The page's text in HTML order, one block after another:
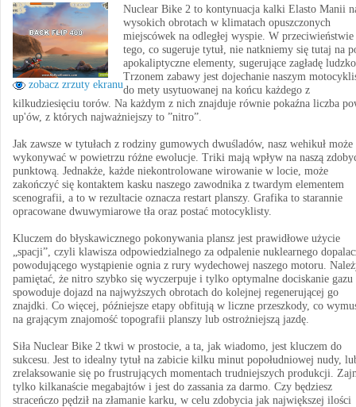
zobacz zrzuty ekranu
Nuclear Bike 2 to kontynuacja kalki Elasto Manii
wysokich obrotach w klimatach opuszczonych
miejscówek na odległej wyspie. W przeciwieństwie
tego, co sugeruje tytuł, nie natkniemy się tutaj na
apokaliptyczne elementy, sugerujące zagładę
Trzonem zabawy jest dojechanie naszym
do mety usytuowanej na końcu każdego z
kilkudziesięciu torów. Na każdym z nich znajduje równie pokaźna liczba
up'ów, z których najważniejszy to ”nitro”.
Jak zawsze w tytułach z rodziny gumowych dwuśladów, nasz wehikuł może
wykonywać w powietrzu różne ewolucje. Triki mają wpływ na naszą
punktową. Jednakże, każde niekontrolowane wirowanie w locie, może
zakończyć się kontaktem kasku naszego zawodnika z twardym elementem
scenografii, a to w rezultacie oznacza restart planszy. Grafika to starannie
opracowane dwuwymiarowe tła oraz postać motocyklisty.
Kluczem do błyskawicznego pokonywania plansz jest prawidłowe użycie
„spacji”, czyli klawisza odpowiedzialnego za odpalenie nuklearnego
powodującego wystąpienie ognia z rury wydechowej naszego motoru.
pamiętać, że nitro szybko się wyczerpuje i tylko optymalne dociskanie gazu
spowoduje dojazd na najwyższych obrotach do kolejnej regenerującej go
znajdki. Co więcej, późniejsze etapy obfitują w liczne przeszkody, co
na grającym znajomość topografii planszy lub ostrożniejszą jazdę.
Siła Nuclear Bike 2 tkwi w prostocie, a ta, jak wiadomo, jest kluczem do
sukcesu. Jest to idealny tytuł na zabicie kilku minut popołudniowej nudy,
zrelaksowanie się po frustrujących momentach trudniejszych produkcji.
tylko kilkanaście megabajtów i jest do zassania za darmo. Czy będziesz
straceńczo pędził na złamanie karku, w celu zdobycia jak największej ilości